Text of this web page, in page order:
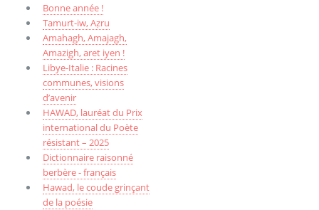
Bonne année !
Tamurt-iw, Aẓru
Amahagh, Amajagh,
Amazigh, aret iyen !
Libye-Italie : Racines
communes, visions
d’avenir
HAWAD, lauréat du Prix
international du Poète
résistant – 2025
Dictionnaire raisonné
berbère - français
Hawad, le coude grinçant
de la poésie